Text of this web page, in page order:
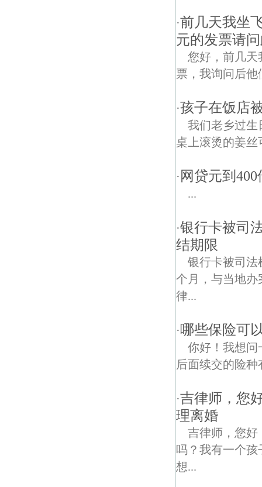
·前几天我坐
元的发票请
您好，前几天
票，我询问后他
·孩子在饭店
我们老乡过生
桌上滚烫的姜
· 网贷元到
...
·银行卡被司
结期限
银行卡被司法
个月，与当地办
律...
·哪些保险可
你好！我想问
后面续交的险种
·吉律师，您
理离婚
吉律师，您好
吗？我有一个
想...